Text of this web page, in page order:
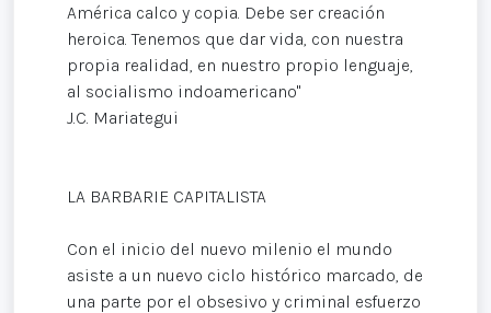
América calco y copia. Debe ser creación
heroica. Tenemos que dar vida, con nuestra
propia realidad, en nuestro propio lenguaje,
al socialismo indoamericano"
J.C. Mariategui
LA BARBARIE CAPITALISTA
Con el inicio del nuevo milenio el mundo
asiste a un nuevo ciclo histórico marcado, de
una parte por el obsesivo y criminal esfuerzo